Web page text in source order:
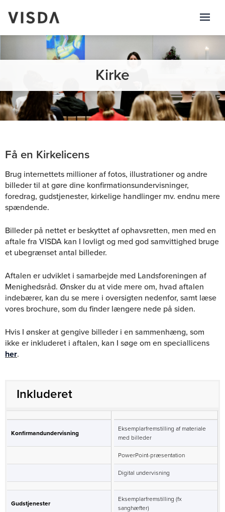
Kirke
Få en Kirkelicens
Brug internettets millioner af fotos, illustrationer og andre
billeder til at gøre dine konfirmationsundervisninger,
foredrag, gudstjenester, kirkelige handlinger mv. endnu mere
spændende.
Billeder på nettet er beskyttet af ophavsretten, men med en
aftale fra VISDA kan I lovligt og med god samvittighed bruge
et ubegrænset antal billeder.
Aftalen er udviklet i samarbejde med Landsforeningen af
Menighedsråd. Ønsker du at vide mere om, hvad aftalen
indebærer, kan du se mere i oversigten nedenfor, samt læse
vores brochure, som du finder længere nede på siden.
Hvis I ønsker at gengive billeder i en sammenhæng, som
ikke er inkluderet i aftalen, kan I søge om en speciallicens
her.
Inkluderet
Konfirmandundervisning
Eksemplarfremstilling af materiale
med billeder
PowerPoint-præsentation
Digital undervisning
Gudstjenester
Eksemplarfremstilling (fx
sanghæfter)